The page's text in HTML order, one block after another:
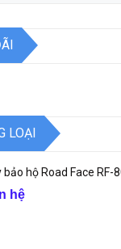
LOẠI
bảo hộ Road Face RF-
hệ